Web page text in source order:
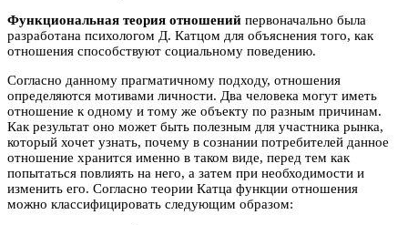
Функциональная теория отношений первоначально была
разработана психологом Д. Катцом для объяснения того, как
отношения способствуют социальному поведению.
Согласно данному прагматичному подходу, отношения
определяются мотивами личности. Два человека могут иметь
отношение к одному и тому же объекту по разным причинам.
Как результат оно может быть полезным для участника рынка,
который хочет узнать, почему в сознании потребителей данное
отношение хранится именно в таком виде, перед тем как
попытаться повлиять на него, а затем при необходимости и
изменить его. Согласно теории Катца функции отношения
можно классифицировать следующим образом: